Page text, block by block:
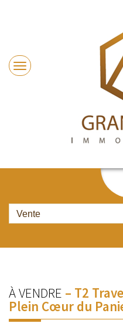
Vente
À VENDRE – T2
Plein Cœur du